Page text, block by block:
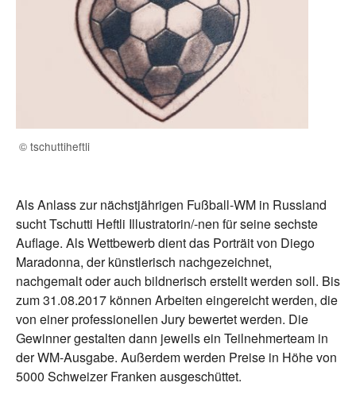
© tschuttiheftli
Als Anlass zur nächstjährigen Fußball-WM in Russland
sucht Tschutti Heftli Illustratorin/-nen für seine sechste
Auflage. Als Wettbewerb dient das Porträit von Diego
Maradonna, der künstlerisch nachgezeichnet,
nachgemalt oder auch bildnerisch erstellt werden soll. Bis
zum 31.08.2017 können Arbeiten eingereicht werden, die
von einer professionellen Jury bewertet werden. Die
Gewinner gestalten dann jeweils ein Teilnehmerteam in
der WM-Ausgabe. Außerdem werden Preise in Höhe von
5000 Schweizer Franken ausgeschüttet.